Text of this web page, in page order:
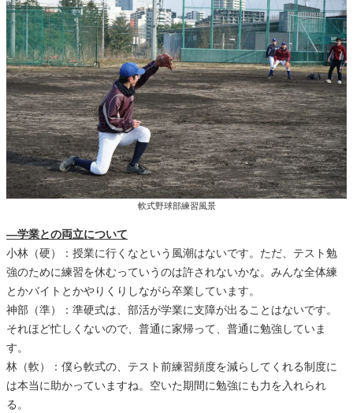
軟式野球部練習風景
―学業との両立について
小林（硬）：授業に行くなという風潮はないです。ただ、テスト勉
強のために練習を休むっていうのは許されないかな。みんな全体練
とかバイトとかやりくりしながら卒業しています。
神部（準）：準硬式は、部活が学業に支障が出ることはないです。
それほど忙しくないので、普通に家帰って、普通に勉強していま
す。
林（軟）：僕ら軟式の、テスト前練習頻度を減らしてくれる制度に
は本当に助かっていますね。空いた期間に勉強にも力を入れられ
る。